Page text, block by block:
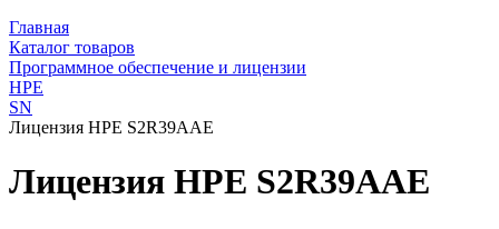
Главная
Каталог товаров
Программное обеспечение и лицензии
HPE
SN
Лицензия HPE S2R39AAE
Лицензия HPE S2R39AAE